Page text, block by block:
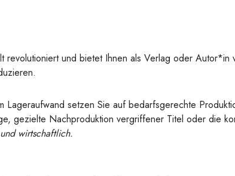
revolutioniert und bietet Ihnen als Verlag oder
Lageraufwand setzen Sie auf bedarfsgerechte
gezielte Nachproduktion vergriffener Titel oder die
wirtschaftlich.